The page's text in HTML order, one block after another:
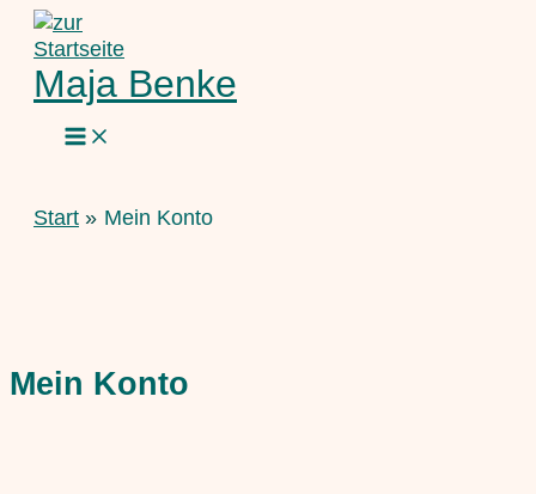
Zum
Inhalt
springen
Maja Benke
Start Mein Konto
Mein Konto